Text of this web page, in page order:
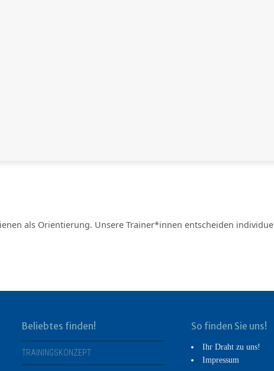
als Orientierung. Unsere Trainer*innen entscheiden
Beliebtes finden!
TRAININGSKONZEPT
So finden Sie uns!
Ihr Draht zu uns!
Impressum